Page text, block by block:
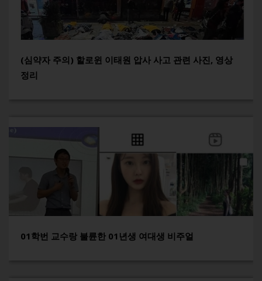
(심약자 주의) 할로윈 이태원 압사 사고 관련 사진, 영상
정리
01학번 교수랑 불륜한 01년생 여대생 비주얼